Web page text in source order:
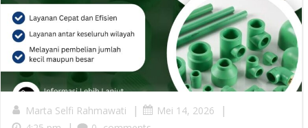
Marta Selfi Rahmawati | Mei 14, 2026 |